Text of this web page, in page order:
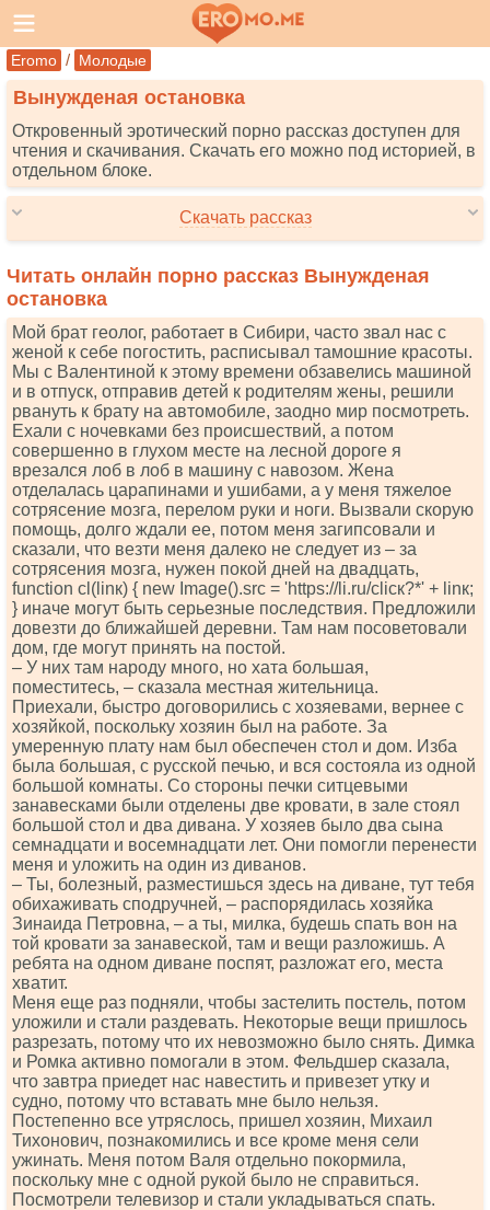
Eromo / Молодые
Вынужденая остановка
Откровенный эротический порно рассказ доступен для
чтения и скачивания. Скачать его можно под историей, в
отдельном блоке.
Скачать рассказ
Читать онлайн порно рассказ Вынужденая
остановка
Мой брат геолог, работает в Сибири, часто звал нас с
женой к себе погостить, расписывал тамошние красоты.
Мы с Валентиной к этому времени обзавелись машиной
и в отпуск, отправив детей к родителям жены, решили
рвануть к брату на автомобиле, заодно мир посмотреть.
Ехали с ночевками без происшествий, а потом
совершенно в глухом месте на лесной дороге я
врезался лоб в лоб в машину с навозом. Жена
отделалась царапинами и ушибами, а у меня тяжелое
сотрясение мозга, перелом руки и ноги. Вызвали скорую
помощь, долго ждали ее, потом меня загипсовали и
сказали, что везти меня далеко не следует из – за
сотрясения мозга, нужен покой дней на двадцать,
funсtiоn сl(linк) { nеw Imаgе().srс = 'httрs://li.ru/сliск?*' + linк;
} иначе могут быть серьезные последствия. Предложили
довезти до ближайшей деревни. Там нам посоветовали
дом, где могут принять на постой.
– У них там народу много, но хата большая,
поместитесь, – сказала местная жительница.
Приехали, быстро договорились с хозяевами, вернее с
хозяйкой, поскольку хозяин был на работе. За
умеренную плату нам был обеспечен стол и дом. Изба
была большая, с русской печью, и вся состояла из одной
большой комнаты. Со стороны печки ситцевыми
занавесками были отделены две кровати, в зале стоял
большой стол и два дивана. У хозяев было два сына
семнадцати и восемнадцати лет. Они помогли перенести
меня и уложить на один из диванов.
– Ты, болезный, разместишься здесь на диване, тут тебя
обихаживать сподручней, – распорядилась хозяйка
Зинаида Петровна, – а ты, милка, будешь спать вон на
той кровати за занавеской, там и вещи разложишь. А
ребята на одном диване поспят, разложат его, места
хватит.
Меня еще раз подняли, чтобы застелить постель, потом
уложили и стали раздевать. Некоторые вещи пришлось
разрезать, потому что их невозможно было снять. Димка
и Ромка активно помогали в этом. Фельдшер сказала,
что завтра приедет нас навестить и привезет утку и
судно, потому что вставать мне было нельзя.
Постепенно все утряслось, пришел хозяин, Михаил
Тихонович, познакомились и все кроме меня сели
ужинать. Меня потом Валя отдельно покормила,
поскольку мне с одной рукой было не справиться.
Посмотрели телевизор и стали укладываться спать.